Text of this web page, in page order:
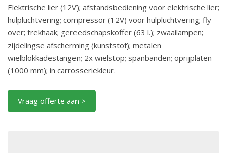
Elektrische lier (12V); afstandsbediening voor elektrische lier;
hulpluchtvering; compressor (12V) voor hulpluchtvering; fly-
over; trekhaak; gereedschapskoffer (63 l.); zwaailampen;
zijdelingse afscherming (kunststof); metalen
wielblokkadestangen; 2x wielstop; spanbanden; oprijplaten
(1000 mm); in carrosseriekleur.
Vraag offerte aan >